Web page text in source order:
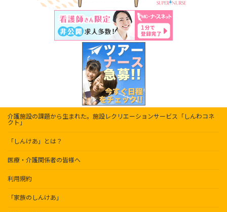
介護施設の課題から生まれた。施設レクリエーションサービス「しんわコネ
クト」
「しんけあ」とは？
医療・介護関係者の皆様へ
利用規約
「家族のしんけあ」